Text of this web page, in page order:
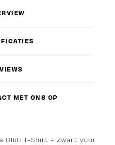
MET ONS OP
Club T-Shirt - Zwart voor